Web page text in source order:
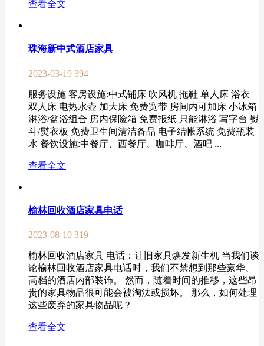
查看全文
珠海新中式酒店家具
2023-03-19 394
服务设施 客房设施:中式铺床 吹风机 拖鞋 单人床 浴衣
双人床 电热水壶 加大床 免费宽带 房间内可加床 小冰箱
淋浴/盆浴组合 房内保险箱 免费报纸 只能淋浴 写字台 熨
斗/熨衣板 免费卫生间清洁备品 电子结帐系统 免费瓶装
水 餐饮设施:中餐厅、西餐厅、咖啡厅、酒吧 ...
查看全文
榆林回收酒店家具电话
2023-08-10 319
榆林回收酒店家具 电话：让旧家具焕发新生机 当我们谈
论榆林回收酒店家具电话时，我们不禁想到那些豪华、
高档的酒店内部装饰。 然而，随着时间的推移，这些昂
贵的家具物品很可能会被淘汰或损坏。 那么，如何处理
这些废弃的家具物品呢？
查看全文